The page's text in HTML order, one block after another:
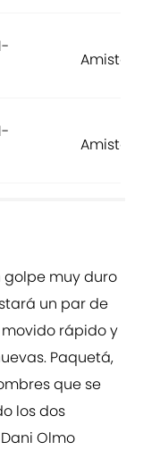
golpe muy duro
un par de
rápido y
Paquetá,
que se
los dos
Olmo